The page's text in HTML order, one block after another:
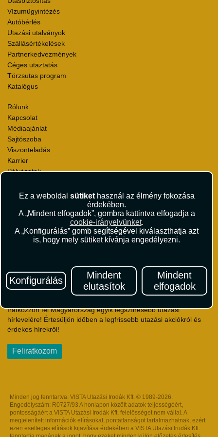
Ez a weboldal sütikethasznál az élmény fokozása
érdekében.
A „Mindent elfogadok”, gombra kattintva elfogadja a
cookie-irányelvünket.
A „Konfigurálás” gomb segítségével kiválaszthatja azt
is, hogy mely sütiket kívánja engedélyezni.
Konfigurálás
Mindent
elutasítok
Mindent
elfogadok
Vízumügyintézés
Autóbérlés
Utazási utalványok
Szállásértékelések
Partnerkedvezmények
Céges utaztatás
Törzsutas program
Katalógus
Rólunk
Kapcsolat
Médiaajánlat
Sajtószoba
Viszonteladás
Karrier
Pályázatok
Környezettudatosság
Utazási Csomag Szerződési Feltételek
Útlemondás-biztosítás Szerződési Feltételek
Utasbiztosítás Szerződési Feltételek
Repülőjegy Szerződési Feltételek
Hírlevél
Iratkozzon fel Magyarország egyik legszínesebb utazási
hírlevelére! Értesüljön időben a legfrissebb utazási akciókról és
érdekes hírekről!
Feliratkozom
Minden jog fenntartva. VISTA Utazási Irodák Kft. © 1989-2026.
Engedélyszám: R0727/93 A honlapon közölt adatok teljességéért,
pontosságáért a VISTA Utazási Irodák Kft. felelősséget nem vállal. A
megjelenített információk elírásokat, pontatlanságot tartalmazhatnak, ezért
ezen esetleges elírások kijavítása érdekében a VISTA Utazási Irodák Kft.